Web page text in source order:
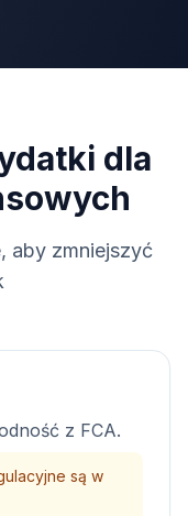
dla
aby zmniejszyć
z FCA.
są w